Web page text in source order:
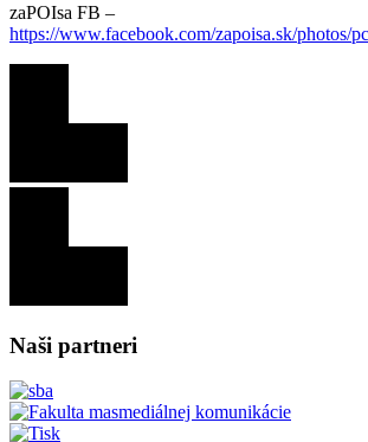
zaPOIsa FB –
https://www.facebook.com/zapoisa.sk/photos/
Naši partneri